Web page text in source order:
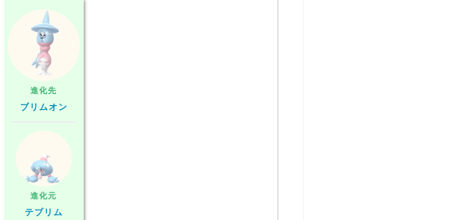
進化先
ブリムオン
進化元
テブリム